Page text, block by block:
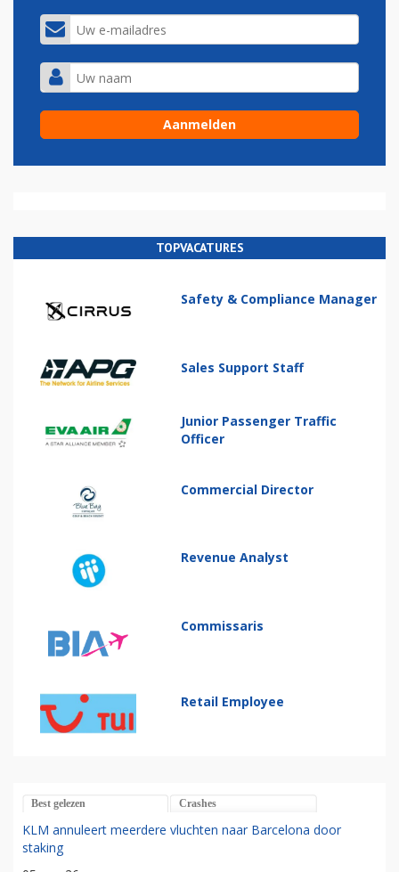
TOPVACATURES
Safety & Compliance Manager
Sales Support Staff
Junior Passenger Traffic
Officer
Commercial Director
Revenue Analyst
Commissaris
Retail Employee
Best gelezen Crashes
KLM annuleert meerdere vluchten naar Barcelona door
staking